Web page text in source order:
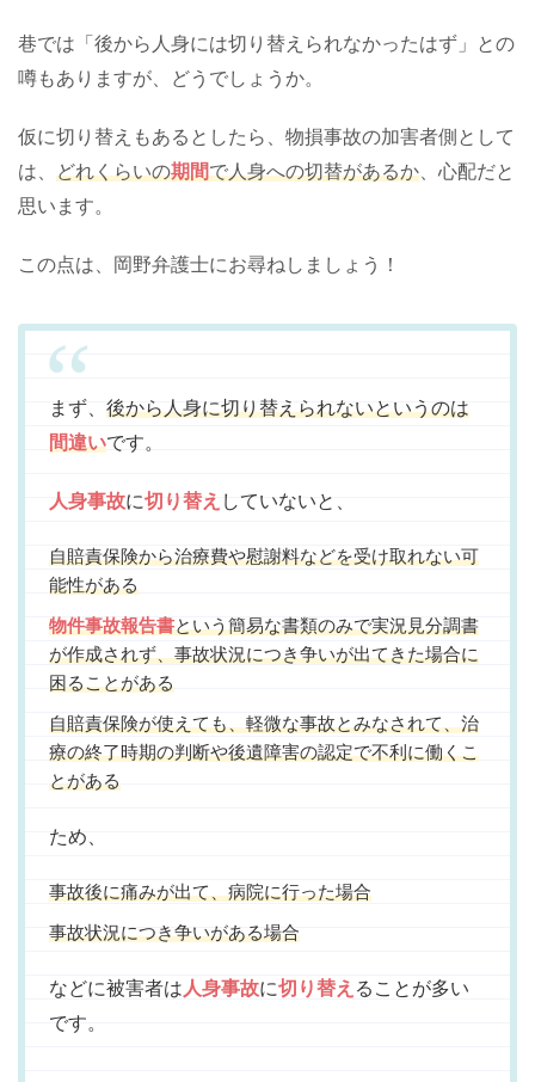
巷では「後から人身には切り替えられなかったはず」との
噂もありますが、どうでしょうか。
仮に切り替えもあるとしたら、物損事故の加害者側として
は、 どれくらいの期間で人身への切替があるか 、心配だと
思います。
この点は、岡野弁護士にお尋ねしましょう！
まず、 後から人身に切り替えられないというのは
間違いです。
人身事故に切り替え していないと、
自賠責保険から治療費や慰謝料などを受け取れない可
能性がある
物件事故報告書という簡易な書類のみで実況見分調書
が作成されず、事故状況につき争いが出てきた場合に
困ることがある
自賠責保険が使えても、軽微な事故とみなされて、治
療の終了時期の判断や後遺障害の認定で不利に働くこ
とがある
ため、
事故後に痛みが出て、病院に行った場合
事故状況につき争いがある場合
などに被害者は 人身事故に切り替え ることが多い
です。